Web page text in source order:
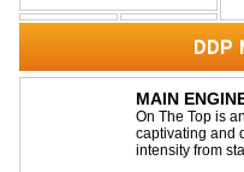
DDP
MAIN
On The Top is
captivating and
intensity from